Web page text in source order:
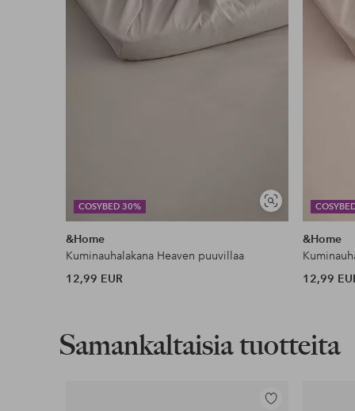
Lasku & Tili
Edullisimmat maksutapamme
COSYBED 30%
Näytä
samankaltaisia
&Home
Kuminauhalakana Heaven puuvillaa
12,99 EUR
&Home
12,99
Samankaltaisia tuotteita
Lisää